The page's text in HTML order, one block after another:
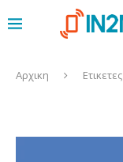
Αρχικη Ετικετες